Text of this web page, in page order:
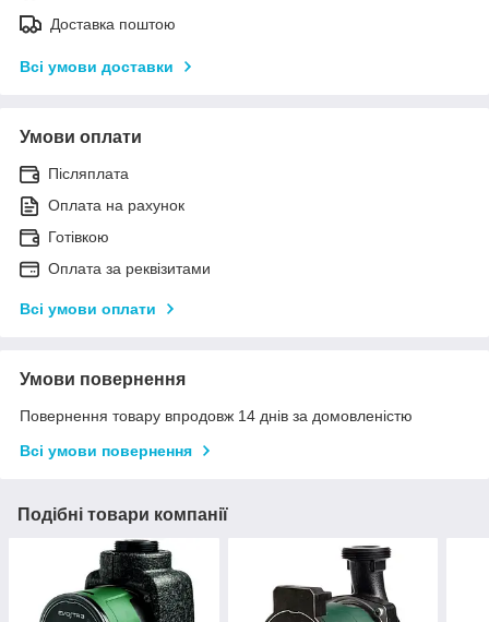
Доставка поштою
Всі умови доставки
Умови оплати
Післяплата
Оплата на рахунок
Готівкою
Оплата за реквізитами
Всі умови оплати
Умови повернення
Повернення товару впродовж 14 днів за домовленістю
Всі умови повернення
Подібні товари компанії